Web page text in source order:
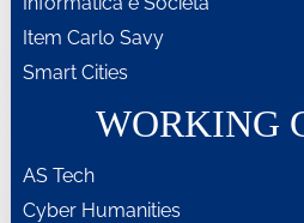
Item Carlo Savy
Smart Cities
WORKING
AS Tech
Cyber Humanities